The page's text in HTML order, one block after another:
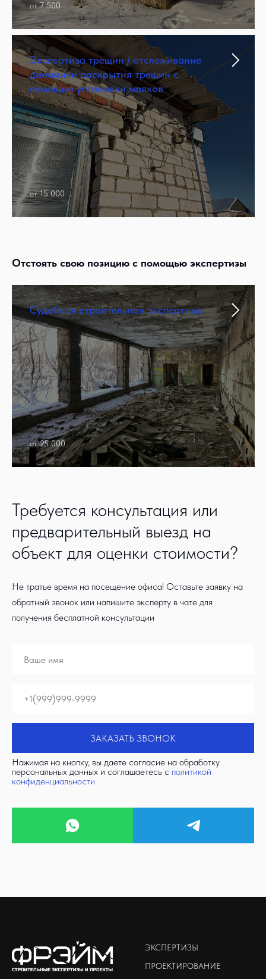
от 7 500
Экспертиза трещин / отслеживание
динамики раскрытия трещин с
помощью установки маяков
от 15 000
Отстоять свою позицию с помощью экспертизы
Судебная строительная экспертиза
от 25 000
Требуется консультация или
предварительный выезд на
объект для оценки стоимости?
Не тратье время на посещение офиса! Оставьте заявку на
обратный звонок или напишите эксперту в чате для
получения бесплатной консультации
ЗАКАЗАТЬ ЗВОНОК
Нажимая на кнопку, вы даете согласие на обработку
персональных данных и соглашаетесь c политикой
конфиденциальности
ЭКСПЕРТИЗЫ
ПРОЕКТИРОВАНИЕ